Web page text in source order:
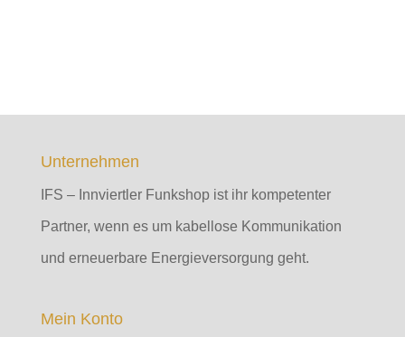
Unternehmen
IFS – Innviertler Funkshop ist ihr kompetenter
Partner, wenn es um kabellose Kommunikation
und erneuerbare Energieversorgung geht.
Mein Konto